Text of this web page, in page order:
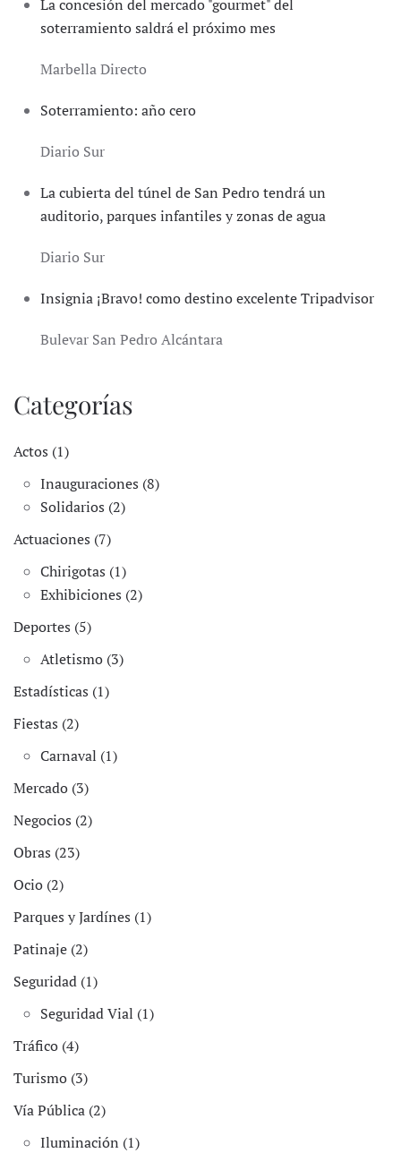
La concesión del mercado "gourmet" del
soterramiento saldrá el próximo mes
Marbella Directo
Soterramiento: año cero
Diario Sur
La cubierta del túnel de San Pedro tendrá un
auditorio, parques infantiles y zonas de agua
Diario Sur
Insignia ¡Bravo! como destino excelente Tripadvisor
Bulevar San Pedro Alcántara
Categorías
Actos (1)
Inauguraciones (8)
Solidarios (2)
Actuaciones (7)
Chirigotas (1)
Exhibiciones (2)
Deportes (5)
Atletismo (3)
Estadísticas (1)
Fiestas (2)
Carnaval (1)
Mercado (3)
Negocios (2)
Obras (23)
Ocio (2)
Parques y Jardínes (1)
Patinaje (2)
Seguridad (1)
Seguridad Vial (1)
Tráfico (4)
Turismo (3)
Vía Pública (2)
Iluminación (1)